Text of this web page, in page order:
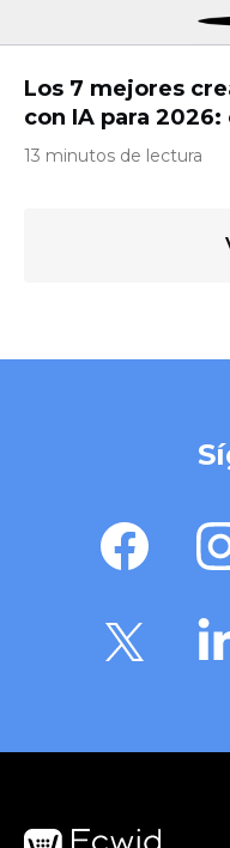
Los 7 mejores
con IA para
13 minutos de lectura